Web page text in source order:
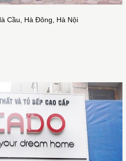
Cầu, Hà Đông, Hà Nội